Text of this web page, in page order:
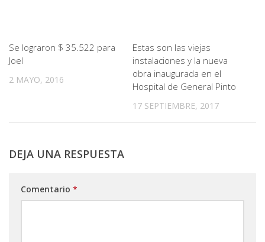
Se lograron $ 35.522 para
Joel
2 MAYO, 2016
Estas son las viejas
instalaciones y la nueva
obra inaugurada en el
Hospital de General Pinto
17 SEPTIEMBRE, 2017
DEJA UNA RESPUESTA
Comentario *